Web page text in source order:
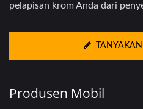
pelapisan krom Anda dari
Produsen Mobil